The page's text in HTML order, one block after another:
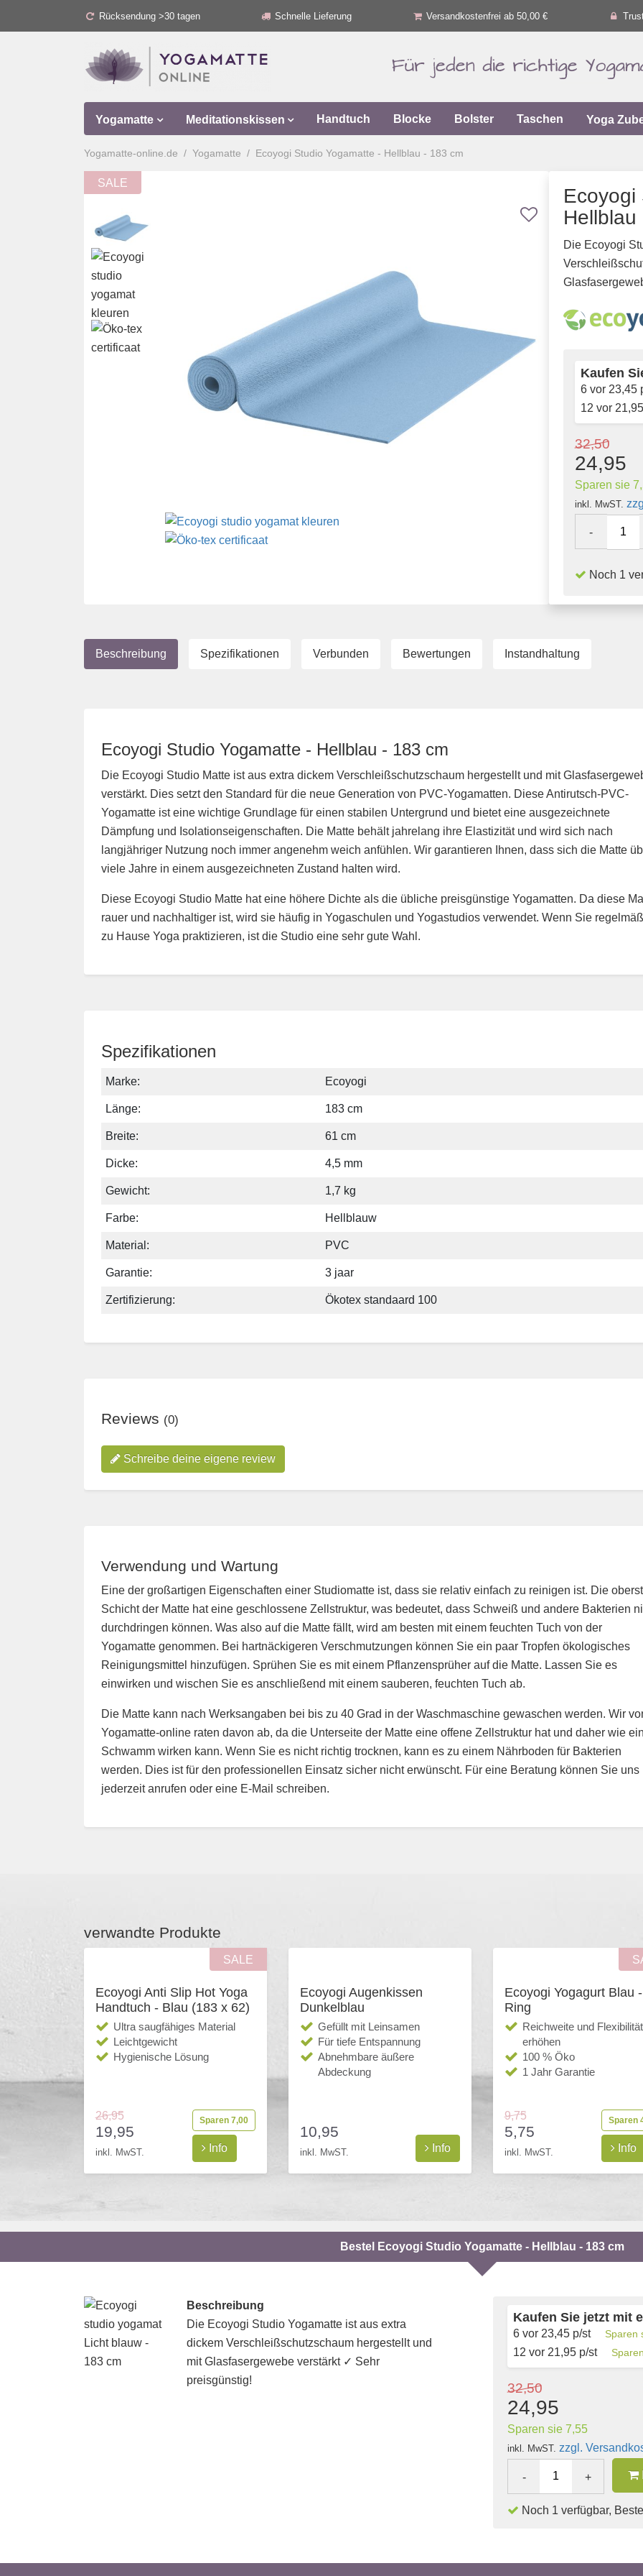
Rücksendung >30 tagen Schnelle Lieferung Versandkostenfrei ab 50,00 €
Yogamatte Meditationskissen Handtuch Blocke Bolster Taschen Yoga
Yogamatte-online.de Yogamatte Ecoyogi Studio Yogamatte - Hellblau - 183 cm
SALE
Ecoyogi
Hellblau
Die Ecoyogi
Kaufen
6 vor 23,45
12 vor 21,95
32,50
24,95
Sparen sie
inkl. MwST.
-
Noch 1
Beschreibung Spezifikationen Verbunden Bewertungen Instandhaltung
Ecoyogi Studio Yogamatte - Hellblau - 183 cm
Die Ecoyogi Studio Matte ist aus extra dickem Verschleißschutzschaum hergestellt und mit
verstärkt. Dies setzt den Standard für die neue Generation von PVC-Yogamatten. Diese Antirutsch-PVC-
Yogamatte ist eine wichtige Grundlage für einen stabilen Untergrund und bietet eine ausgezeichnete
Dämpfung und Isolationseigenschaften. Die Matte behält jahrelang ihre Elastizität und wird sich nach
langjähriger Nutzung noch immer angenehm weich anfühlen. Wir garantieren Ihnen, dass sich die Matte
viele Jahre in einem ausgezeichneten Zustand halten wird.
Diese Ecoyogi Studio Matte hat eine höhere Dichte als die übliche preisgünstige Yogamatten. Da diese
rauer und nachhaltiger ist, wird sie häufig in Yogaschulen und Yogastudios verwendet. Wenn Sie
zu Hause Yoga praktizieren, ist die Studio eine sehr gute Wahl.
Spezifikationen
Marke: Ecoyogi
Länge: 183 cm
Breite: 61 cm
Dicke: 4,5 mm
Gewicht: 1,7 kg
Farbe: Hellblauw
Material: PVC
Garantie: 3 jaar
Zertifizierung: Ökotex standaard 100
Reviews (0)
Schreibe deine eigene review
Verwendung und Wartung
Eine der großartigen Eigenschaften einer Studiomatte ist, dass sie relativ einfach zu reinigen ist. Die
Schicht der Matte hat eine geschlossene Zellstruktur, was bedeutet, dass Schweiß und andere Bakterien
durchdringen können. Was also auf die Matte fällt, wird am besten mit einem feuchten Tuch von der
Yogamatte genommen. Bei hartnäckigeren Verschmutzungen können Sie ein paar Tropfen ökologisches
Reinigungsmittel hinzufügen. Sprühen Sie es mit einem Pflanzensprüher auf die Matte. Lassen Sie es
einwirken und wischen Sie es anschließend mit einem sauberen, feuchten Tuch ab.
Die Matte kann nach Werksangaben bei bis zu 40 Grad in der Waschmaschine gewaschen werden. Wir
Yogamatte-online raten davon ab, da die Unterseite der Matte eine offene Zellstruktur hat und daher wie
Schwamm wirken kann. Wenn Sie es nicht richtig trocknen, kann es zu einem Nährboden für Bakterien
werden. Dies ist für den professionellen Einsatz sicher nicht erwünscht. Für eine Beratung können Sie uns
jederzeit anrufen oder eine E-Mail schreiben.
verwandte Produkte
SALE
Ecoyogi Anti Slip Hot Yoga
Handtuch - Blau (183 x 62)
Ultra saugfähiges Material
Leichtgewicht
Hygienische Lösung
26,95
19,95
inkl. MwST.
Sparen 7,00
Info
Ecoyogi Augenkissen
Dunkelblau
Gefüllt mit Leinsamen
Für tiefe Entspannung
Abnehmbare äußere
Abdeckung
10,95
inkl. MwST. Info
Ecoyogi Yogagurt Blau
Ring
Reichweite und Flexibilität
erhöhen
100 % Öko
1 Jahr Garantie
9,75
5,75
inkl. MwST.
Sparen
Info
Bestel Ecoyogi Studio Yogamatte - Hellblau - 183 cm
Beschreibung
Die Ecoyogi Studio Yogamatte ist aus extra
dickem Verschleißschutzschaum hergestellt und
mit Glasfasergewebe verstärkt ✓ Sehr
preisgünstig!
Kaufen Sie jetzt mit
6 vor 23,45 p/st Sparen
12 vor 21,95 p/st
32,50
24,95
Sparen sie 7,55
inkl. MwST. zzgl.
- +
Noch 1 verfügbar,